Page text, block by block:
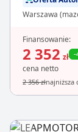
Warszawa
Finansowanie:
2 352 zł -
cena netto
2 356 złnajniższa